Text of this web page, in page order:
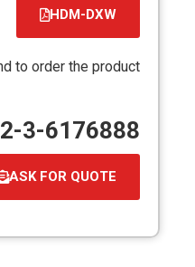
HDM-DXW
קובץ
PDF
to order the product
3-6176888
ASK FOR QUOTE